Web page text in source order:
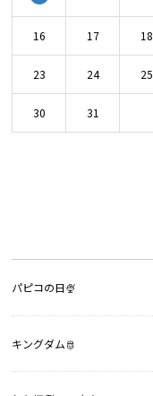
16 17 18
23 24 25
30 31
パピコの日🍨
キングダム🫅